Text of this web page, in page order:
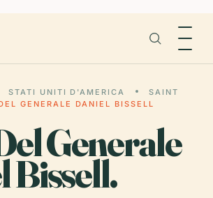
STATI UNITI D'AMERICA
SAINT
GENERALE DANIEL BISSELL
Generale
Bissell.